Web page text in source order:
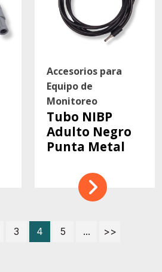
Accesorios para
Equipo de
Monitoreo
Tubo NIBP
Adulto Negro
Punta Metal
3 4 5 ... >>